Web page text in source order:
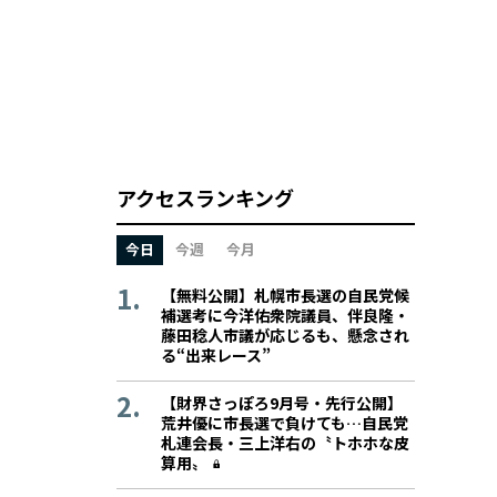
アクセスランキング
今日 今週 今月
【無料公開】札幌市長選の自民党候
補選考に今洋佑衆院議員、伴良隆・
藤田稔人市議が応じるも、懸念され
る“出来レース”
【財界さっぽろ9月号・先行公開】
荒井優に市長選で負けても…自民党
札連会長・三上洋右の〝トホホな皮
算用〟